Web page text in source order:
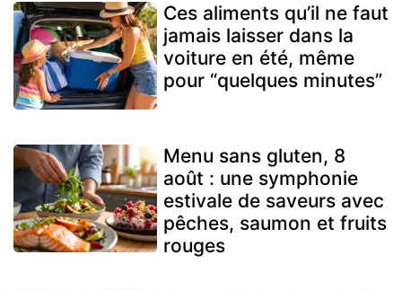
Ces aliments qu’il ne faut
jamais laisser dans la
voiture en été, même
pour “quelques minutes”
Menu sans gluten, 8
août : une symphonie
estivale de saveurs avec
pêches, saumon et fruits
rouges